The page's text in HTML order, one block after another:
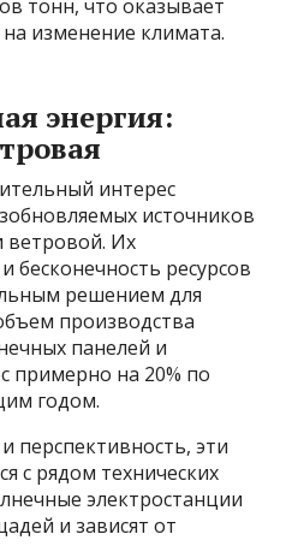
тонн, что оказывает
изменение климата.
энергия:
интерес
источников
ветровой. Их
бесконечность ресурсов
решением для
производства
панелей и
примерно на 20% по
годом.
перспективность, эти
с рядом технических
электростанции
и зависят от